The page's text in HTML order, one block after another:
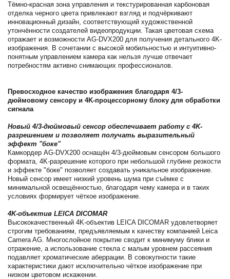
Тёмно-красная зона управления и текстурированная карбоновая
отделка черного цвета привлекают взгляд и подчёркивают
инновационный дизайн, соответствующий художественной
утончённости создателей видеопродукции. Такая цветовая схема
отражает и возможности AG-DVX200 для получения детального 4K-
изображения. В сочетании с высокой мобильностью и интуитивно-
понятным управлением камера как нельзя лучше отвечает
потребностям активно снимающих профессионалов.
Превосходное качество изображения благодаря 4/3-
дюймовому сенсору и 4K-процессорному блоку для обработки
сигнала
Новый 4/3-дюймовый сенсор обеспечивает работу с 4K-
разрешением и позволяет получать выразительный
эффект "боке"
Камкордер AG-DVX200 оснащён 4/3-дюймовым сенсором большого
формата, 4K-разрешение которого при небольшой глубине резкости
и эффекте "боке" позволяет создавать уникальное изображение.
Новый сенсор имеет низкий уровень шума при съёмке с
минимальной освещённостью, благодаря чему камера и в таких
условиях формирует чёткое изображение.
4K-объектив LEICA DICOMAR
Высококачественный 4K-объектив LEICA DICOMAR удовлетворяет
строгим требованиям, предъявляемым к качеству компанией Leica
Camera AG. Многослойное покрытие сводит к минимуму блики и
отражение, а использование стекла с малым уровнем рассеяния
подавляет хроматические аберрации. В совокупности такие
характеристики дают исключительно чёткое изображение при
низком цветовом искажении.